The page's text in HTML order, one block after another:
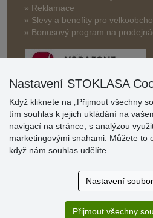
» Reklamace
» Slevy a benefity pro
» Bonusový program na
Hodnocení
zákazníků
Super obchod, kvalitní zboží za
Sortiment za fajn ceny a hlavně
Nastavení STOKLASA
Když kliknete na „Přijmout všechny
tím souhlas k jejich ukládání na
navigací na stránce, s analýzou
marketingovými snahami. Můžete to
když nám souhlas udělíte.
Nastavení
Přijmout všechny